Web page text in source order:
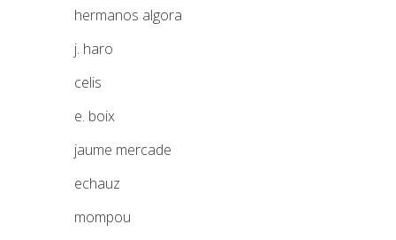
hermanos algora
j. haro
celis
e. boix
jaume mercade
echauz
mompou